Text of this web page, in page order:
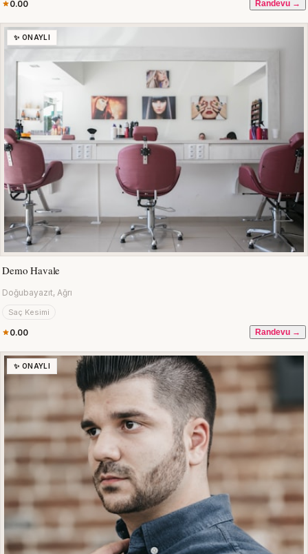
0.00 Randevu →
✨ ONAYLI
Demo Havale
Doğubayazıt, Ağrı
Saç Kesimi
0.00 Randevu →
✨ ONAYLI